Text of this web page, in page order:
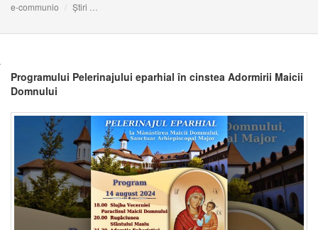
e-communio Știri
Programului Pelerinajului eparhial în cinstea Adormirii Maicii
Domnului